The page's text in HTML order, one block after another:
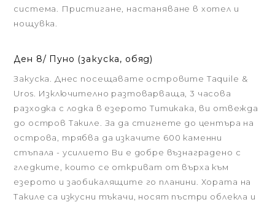
система. Пристигане, настаняване в хотел и
нощувка.
Ден 8/ Пуно (закуска, обяд)
Закуска. Днес посещавате островите Taquile &
Uros. Изключително разтоварваща, 3 часова
разходка с лодка в езерото Титикака, ви отвежда
до остров Такиле. За да стигнете до центъра на
острова, трябва да изкачите 600 каменни
стъпала - усилието Ви е добре възнаградено с
гледките, които се откриват от върха към
езерото и заобикалящите го планини. Хората на
Такиле са изкусни тъкачи, носят пъстри облекла и